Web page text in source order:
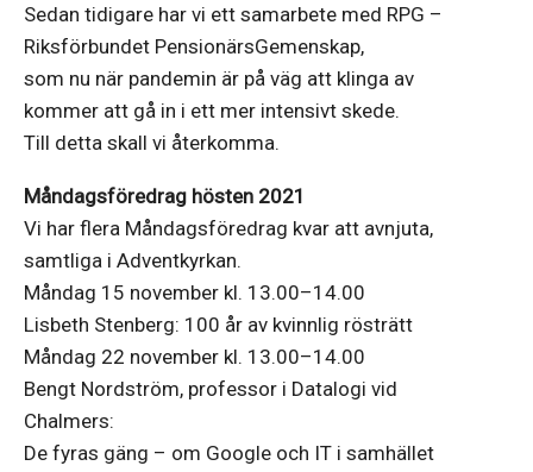
Sedan tidigare har vi ett samarbete med RPG –
Riksförbundet PensionärsGemenskap,
som nu när pandemin är på väg att klinga av
kommer att gå in i ett mer intensivt skede.
Till detta skall vi återkomma.
Måndagsföredrag hösten 2021
Vi har flera Måndagsföredrag kvar att avnjuta,
samtliga i Adventkyrkan.
Måndag 15 november kl. 13.00–14.00
Lisbeth Stenberg: 100 år av kvinnlig rösträtt
Måndag 22 november kl. 13.00–14.00
Bengt Nordström, professor i Datalogi vid
Chalmers:
De fyras gäng – om Google och IT i samhället